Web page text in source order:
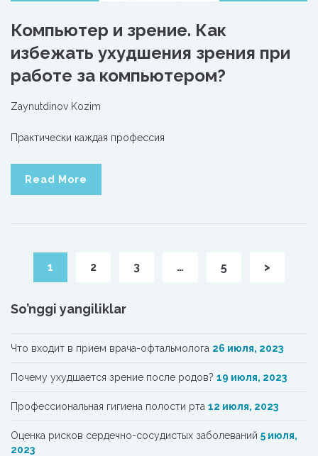
Компьютер и зрение. Как
избежать ухудшения зрения при
работе за компьютером?
Zaynutdinov Kozim
Практически каждая профессия
Read More
1 2 3 … 5 >
So’nggi yangiliklar
Что входит в прием врача-офтальмолога 26 июля, 2023
Почему ухудшается зрение после родов? 19 июля, 2023
Профессиональная гигиена полости рта 12 июля, 2023
Oценка рисков сердечно-сосудистых заболеваний 5 июля,
2023